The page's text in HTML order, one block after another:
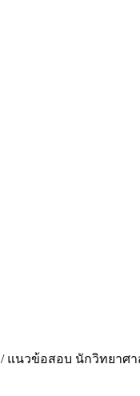
/ แนวข้อสอบ นักวิทยาศ